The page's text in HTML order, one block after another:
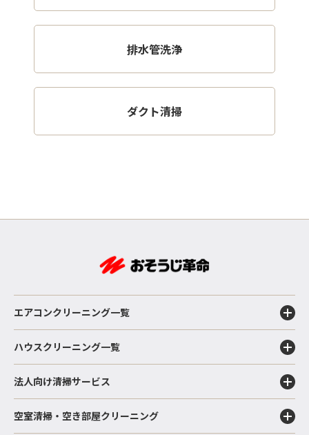
排水管洗浄
ダクト清掃
エアコンクリーニング一覧
ハウスクリーニング一覧
法人向け清掃サービス
空室清掃・空き部屋クリーニング